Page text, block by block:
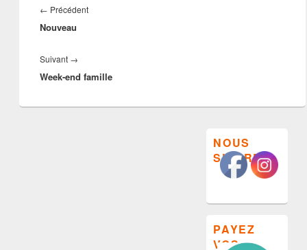
de
l’article
← PrécédentArticle
Nouveau
Suivant →Article
suivant :
Week-end famille
principale
de
widget
barre
NOUS
SUIVRE
PAYEZ
VOS